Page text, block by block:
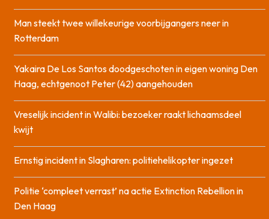
Man steekt twee willekeurige voorbijgangers neer in
Rotterdam
Yakaira De Los Santos doodgeschoten in eigen woning Den
Haag, echtgenoot Peter (42) aangehouden
Vreselijk incident in Walibi: bezoeker raakt lichaamsdeel
kwijt
Ernstig incident in Slagharen: politiehelikopter ingezet
Politie ‘compleet verrast’ na actie Extinction Rebellion in
Den Haag